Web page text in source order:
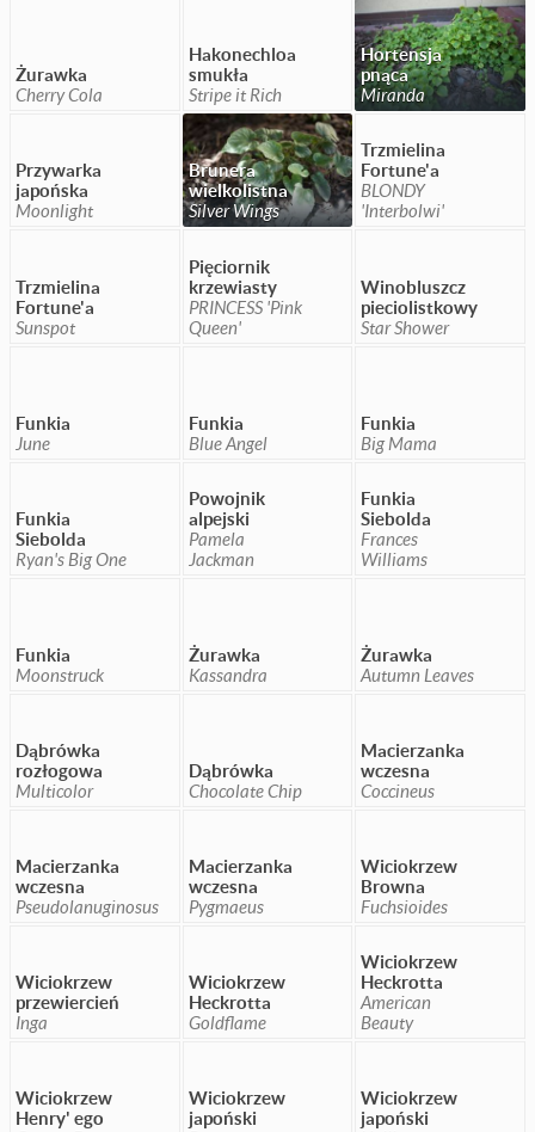
Żurawka
Cherry Cola
Hakonechloa
smukła
Stripe it Rich
Hortensja
pnąca
Miranda
Przywarka
japońska
Moonlight
Brunera
wielkolistna
Silver Wings
Trzmielina
Fortune'a
BLONDY
'Interbolwi'
Trzmielina
Fortune'a
Sunspot
Pięciornik
krzewiasty
PRINCESS 'Pink
Queen'
Winobluszcz
pieciolistkowy
Star Shower
Funkia
June
Funkia
Blue Angel
Funkia
Big Mama
Funkia
Siebolda
Ryan's Big One
Powojnik
alpejski
Pamela
Jackman
Funkia
Siebolda
Frances
Williams
Funkia
Moonstruck
Żurawka
Kassandra
Żurawka
Autumn Leaves
Dąbrówka
rozłogowa
Multicolor
Dąbrówka
Chocolate Chip
Macierzanka
wczesna
Coccineus
Macierzanka
wczesna
Pseudolanuginosus
Macierzanka
wczesna
Pygmaeus
Wiciokrzew
Browna
Fuchsioides
Wiciokrzew
przewiercień
Inga
Wiciokrzew
Heckrotta
Goldflame
Wiciokrzew
Heckrotta
American
Beauty
Wiciokrzew
Henry' ego
Wiciokrzew
japoński
Wiciokrzew
japoński